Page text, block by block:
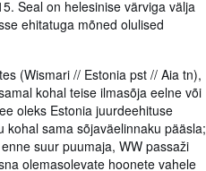
Seal on helesinise värviga välja
ehitatuga mõned olulised
(Wismari // Estonia pst // Aia tn),
kohal teise ilmasõja eelne või
oleks Estonia juurdeehituse
sama sõjaväelinnaku pääsla;
suur puumaja, WW passaži
olemasolevate hoonete vahele